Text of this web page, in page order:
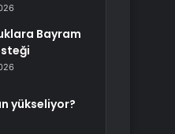
Bayram
yükseliyor?